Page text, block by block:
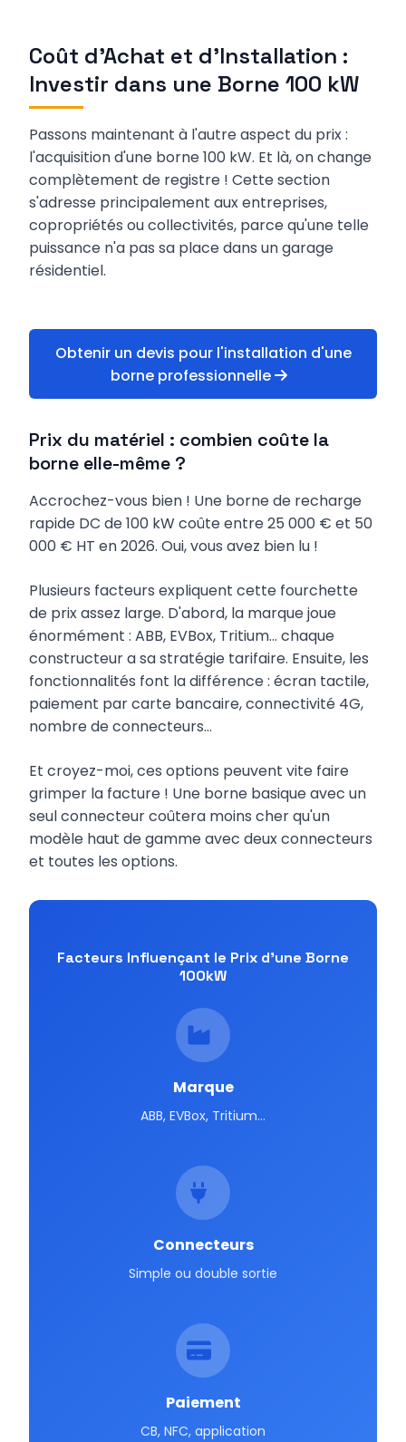
Coût d'Achat et d'Installation :
Investir dans une Borne 100 kW
Passons maintenant à l'autre aspect du prix :
l'acquisition d'une borne 100 kW. Et là, on change
complètement de registre ! Cette section
s'adresse principalement aux entreprises,
copropriétés ou collectivités, parce qu'une telle
puissance n'a pas sa place dans un garage
résidentiel.
Obtenir un devis pour l'installation d'une
borne professionnelle
Prix du matériel : combien coûte la
borne elle-même ?
Accrochez-vous bien ! Une borne de recharge
rapide DC de 100 kW coûte entre 25 000 € et 50
000 € HT en 2026. Oui, vous avez bien lu !
Plusieurs facteurs expliquent cette fourchette
de prix assez large. D'abord, la marque joue
énormément : ABB, EVBox, Tritium... chaque
constructeur a sa stratégie tarifaire. Ensuite, les
fonctionnalités font la différence : écran tactile,
paiement par carte bancaire, connectivité 4G,
nombre de connecteurs...
Et croyez-moi, ces options peuvent vite faire
grimper la facture ! Une borne basique avec un
seul connecteur coûtera moins cher qu'un
modèle haut de gamme avec deux connecteurs
et toutes les options.
Facteurs Influençant le Prix d'une Borne
100kW
Marque
ABB, EVBox, Tritium...
Connecteurs
Simple ou double sortie
Paiement
CB, NFC, application